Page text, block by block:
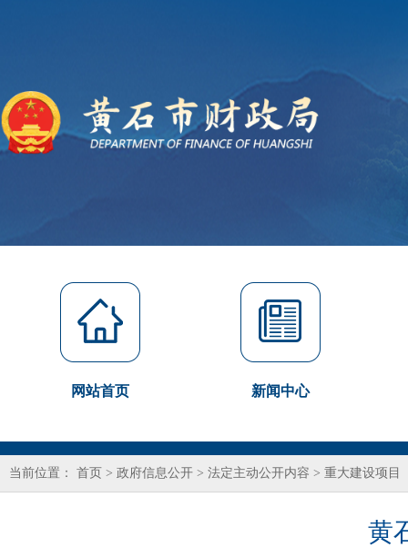
网站首页 新闻中心
当前位置： 首页 > 政府信息公开 > 法定主动公开内容 > 重大建设项目
黄